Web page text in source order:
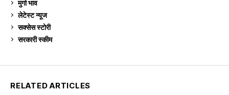
मुर्गा भाव
लेटेस्ट न्यूज
सक्सेस स्टो‍री
सरकारी स्की‍म
RELATED ARTICLES